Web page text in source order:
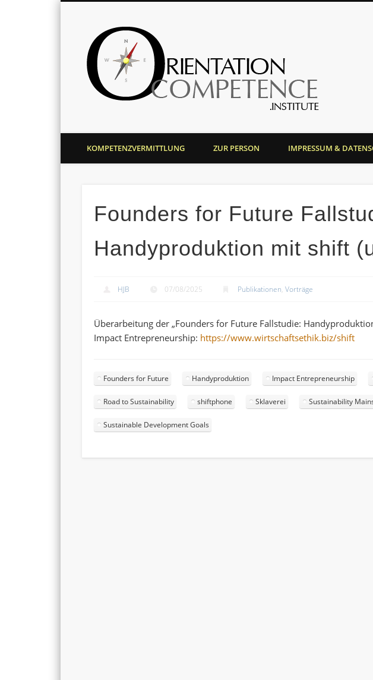
Harald J. Bolsinger
KOMPETENZVERMITTLUNG ZUR PERSON IMPRESSUM &
Founders for Future
Handyproduktion mit shift
HJB 07/08/2025 Publikationen,Vorträge
Überarbeitung der „Founders for Future Fallstudie:
Impact Entrepreneurship: https://www.wirtschaftsethik.biz/shift
Founders for Future Handyproduktion Impact Entrepreneurship
Road to Sustainability shiftphone Sklaverei Sustainability
Sustainable Development Goals